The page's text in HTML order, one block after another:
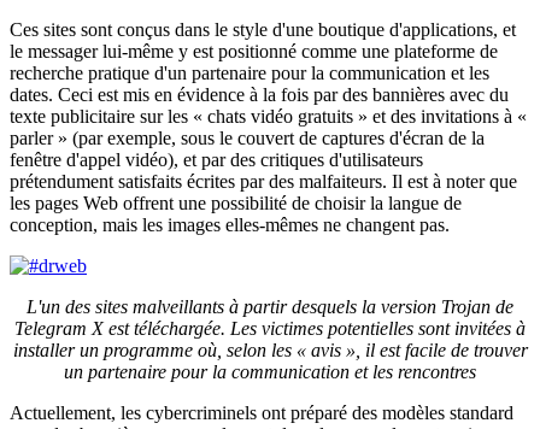
Ces sites sont conçus dans le style d'une boutique d'applications, et
le messager lui-même y est positionné comme une plateforme de
recherche pratique d'un partenaire pour la communication et les
dates. Ceci est mis en évidence à la fois par des bannières avec du
texte publicitaire sur les « chats vidéo gratuits » et des invitations à «
parler » (par exemple, sous le couvert de captures d'écran de la
fenêtre d'appel vidéo), et par des critiques d'utilisateurs
prétendument satisfaits écrites par des malfaiteurs. Il est à noter que
les pages Web offrent une possibilité de choisir la langue de
conception, mais les images elles-mêmes ne changent pas.
L'un des sites malveillants à partir desquels la version Trojan de
Telegram X est téléchargée. Les victimes potentielles sont invitées à
installer un programme où, selon les « avis », il est facile de trouver
un partenaire pour la communication et les rencontres
Actuellement, les cybercriminels ont préparé des modèles standard